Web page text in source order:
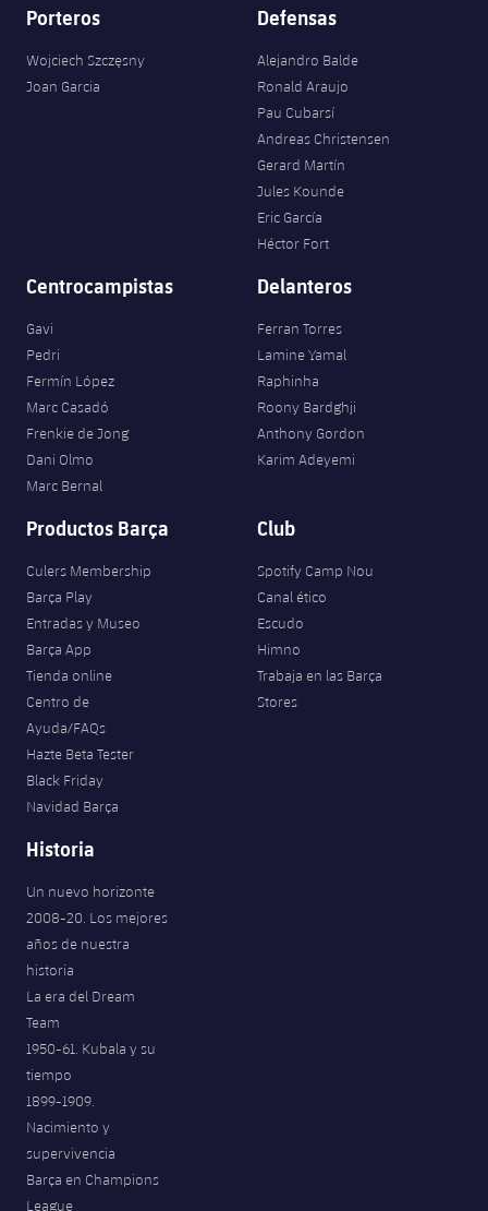
Porteros
Wojciech Szczęsny
Joan Garcia
Defensas
Alejandro Balde
Ronald Araujo
Pau Cubarsí
Andreas Christensen
Gerard Martín
Jules Kounde
Eric García
Héctor Fort
Centrocampistas
Gavi
Pedri
Fermín López
Marc Casadó
Frenkie de Jong
Dani Olmo
Marc Bernal
Delanteros
Ferran Torres
Lamine Yamal
Raphinha
Roony Bardghji
Anthony Gordon
Karim Adeyemi
Productos Barça
Culers Membership
Barça Play
Entradas y Museo
Barça App
Tienda online
Centro de
Ayuda/FAQs
Hazte Beta Tester
Black Friday
Navidad Barça
Club
Spotify Camp Nou
Canal ético
Escudo
Himno
Trabaja en las Barça
Stores
Historia
Un nuevo horizonte
2008-20. Los mejores
años de nuestra
historia
La era del Dream
Team
1950-61. Kubala y su
tiempo
1899-1909.
Nacimiento y
supervivencia
Barça en Champions
League